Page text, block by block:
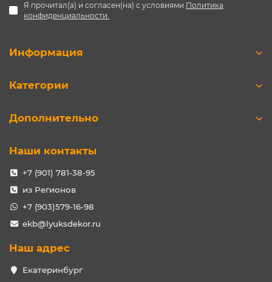
Я прочитал(а) и согласен(на) с условиями Политика
конфиденциальности.
Информация
Категории
Дополнительно
Наши контакты
+7 (901) 781-38-95
из Регионов
+7 (903)579-16-98
ekb@lyuksdekor.ru
Наш адрес
Екатеринбург